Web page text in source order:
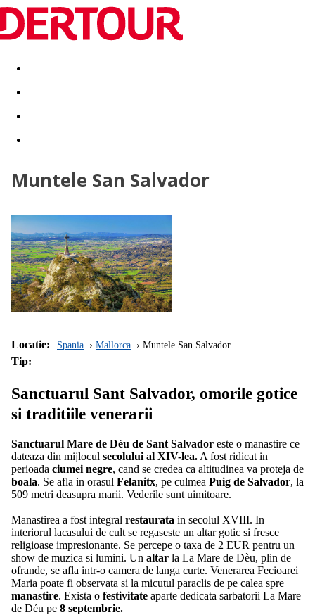
Destinatii Vacanta perfecta OFERTE DE NERATAT
Muntele San Salvador
Locatie: Spania Mallorca Muntele San Salvador
Tip:
Sanctuarul Sant Salvador, omorile gotice
si traditiile venerarii
Sanctuarul Mare de Déu de Sant Salvador este o manastire ce
dateaza din mijlocul secolului al XIV-lea. A fost ridicat in
perioada ciumei negre, cand se credea ca altitudinea va proteja de
boala. Se afla in orasul Felanitx, pe culmea Puig de Salvador, la
509 metri deasupra marii. Vederile sunt uimitoare.
Manastirea a fost integral restaurata in secolul XVIII. In
interiorul lacasului de cult se regaseste un altar gotic si fresce
religioase impresionante. Se percepe o taxa de 2 EUR pentru un
show de muzica si lumini. Un altar la La Mare de Dèu, plin de
ofrande, se afla intr-o camera de langa curte. Venerarea Fecioarei
Maria poate fi observata si la micutul paraclis de pe calea spre
manastire. Exista o festivitate aparte dedicata sarbatorii La Mare
de Déu pe 8 septembrie.